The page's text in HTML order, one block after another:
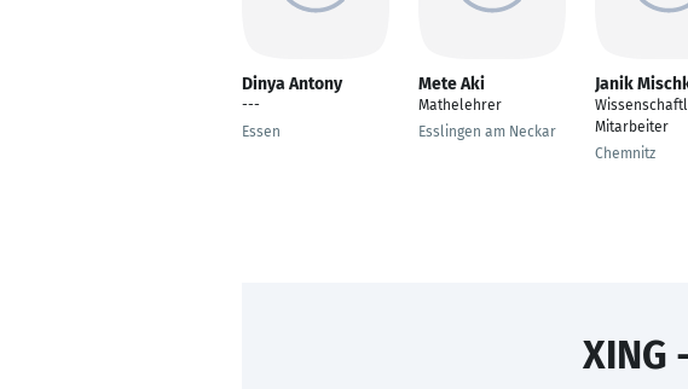
Dinya Antony
---
Essen
Mete Aki
Mathelehrer
Esslingen am Neckar
Janik
Mitarbeiter
Chemnitz
XING